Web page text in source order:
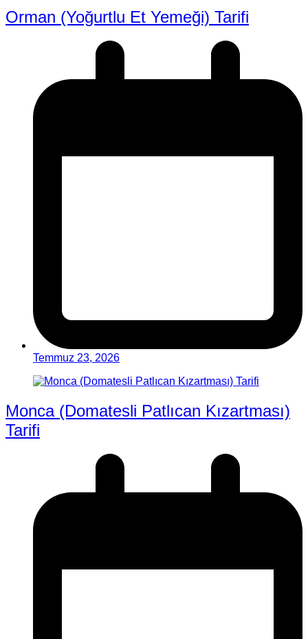
Orman (Yoğurtlu Et Yemeği) Tarifi
Temmuz 23, 2026
Monca (Domatesli Patlıcan Kızartması)
Tarifi